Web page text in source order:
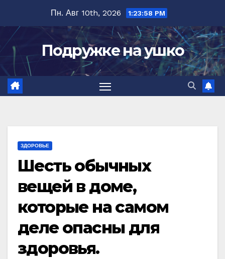
содержимому
Пн. Авг 10th, 2026 1:23:59 PM
Подружке на ушко
ЗДОРОВЬЕ
Шесть обычных
вещей в доме,
которые на самом
деле опасны для
здоровья.